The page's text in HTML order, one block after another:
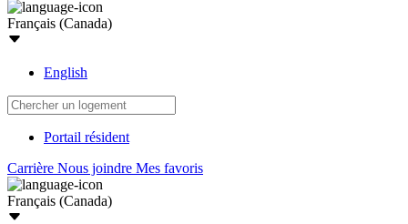
Français (Canada)
English
Portail résident
Carrière Nous joindre Mes favoris
Français (Canada)